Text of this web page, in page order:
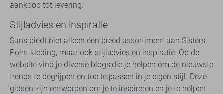
aankoop tot levering.
Stijladvies en inspiratie
Sans biedt niet alleen een breed assortiment aan Sisters
Point kleding, maar ook stijladvies en inspiratie. Op de
website vind je diverse blogs die je helpen om de nieuwste
trends te begrijpen en toe te passen in je eigen stijl. Deze
gidsen zijn ontworpen om je te inspireren en je te helpen